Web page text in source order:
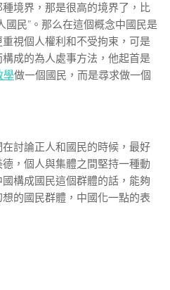
境界，那是很高的境界了，比
國民”。那么在這個概念中國民是
視個人權利和不受拘束，可是
成的為人處事方法，他起首是
學做一個國民，而是尋求做一個
討論正人和國民的時候，最好
，個人與集體之間堅持一種動
構成國民這個群體的話，能夠
的國民群體，中國化一點的表